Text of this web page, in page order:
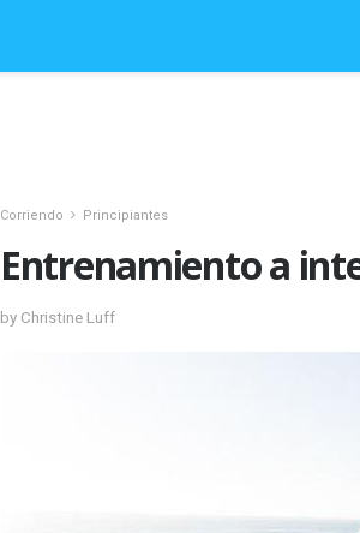
Corriendo Principiantes
Entrenamiento a
by Christine Luff